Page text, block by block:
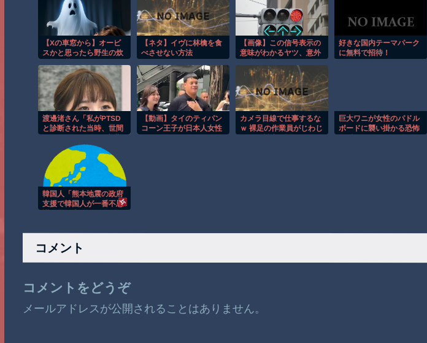
【Xの車窓から】オービ
スかと思ったら野生の炊
【ネタ】イヴに林檎を食
べさせない方法
【画像】この信号表示の
意味がわかるヤツ、意外
好きな国内テーマパーク
に無料で招待！
渡邊渚さん「私がPTSD
と診断された当時、世間
は浸透されていませんで
した」
【動画】タイのティパン
コーン王子が日本人女性
カメラ目線で仕事するな
ｗ 裸足の作業員がじわじ
巨大ワニが女性のパドル
ボードに襲い掛かる恐怖
韓国人「熊本地震の政府
支援で韓国人が一番不思
コメント
コメントをどうぞ
メールアドレスが公開されることはありません。